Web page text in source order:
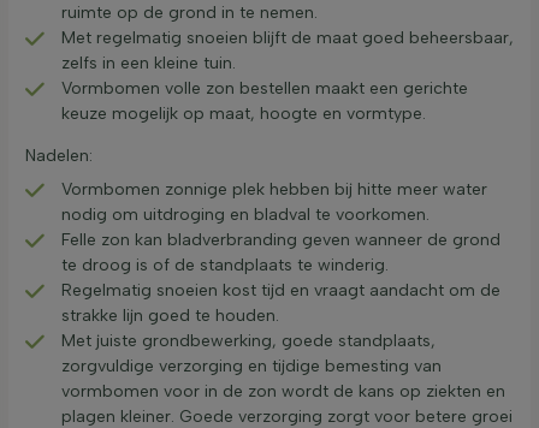
ruimte op de grond in te nemen.
Met regelmatig snoeien blijft de maat goed beheersbaar,
zelfs in een kleine tuin.
Vormbomen volle zon bestellen maakt een gerichte
keuze mogelijk op maat, hoogte en vormtype.
Nadelen:
Vormbomen zonnige plek hebben bij hitte meer water
nodig om uitdroging en bladval te voorkomen.
Felle zon kan bladverbranding geven wanneer de grond
te droog is of de standplaats te winderig.
Regelmatig snoeien kost tijd en vraagt aandacht om de
strakke lijn goed te houden.
Met juiste grondbewerking, goede standplaats,
zorgvuldige verzorging en tijdige bemesting van
vormbomen voor in de zon wordt de kans op ziekten en
plagen kleiner. Goede verzorging zorgt voor betere groei